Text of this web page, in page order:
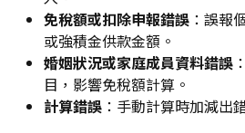
免稅額或扣除申報錯誤 ：誤報
或強積金供款金額。
婚姻狀況或家庭成員資料錯誤
目，影響免稅額計算。
計算錯誤 ：手動計算時加減出